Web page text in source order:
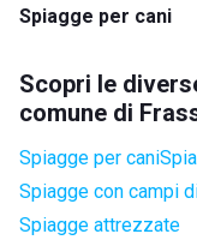
Spiagge per cani
Scopri le
comune di
Spiagge per cani
Spiagge con campi
Spiagge attrezzate